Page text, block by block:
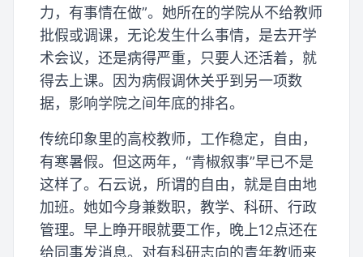
力，有事情在做”。她所在的学院从不给教师
批假或调课，无论发生什么事情，是去开学
术会议，还是病得严重，只要人还活着，就
得去上课。因为病假调休关乎到另一项数
据，影响学院之间年底的排名。
传统印象里的高校教师，工作稳定，自由，
有寒暑假。但这两年，“青椒叙事”早已不是
这样了。石云说，所谓的自由，就是自由地
加班。她如今身兼数职，教学、科研、行政
管理。早上睁开眼就要工作，晚上12点还在
给同事发消息。对有科研志向的青年教师来